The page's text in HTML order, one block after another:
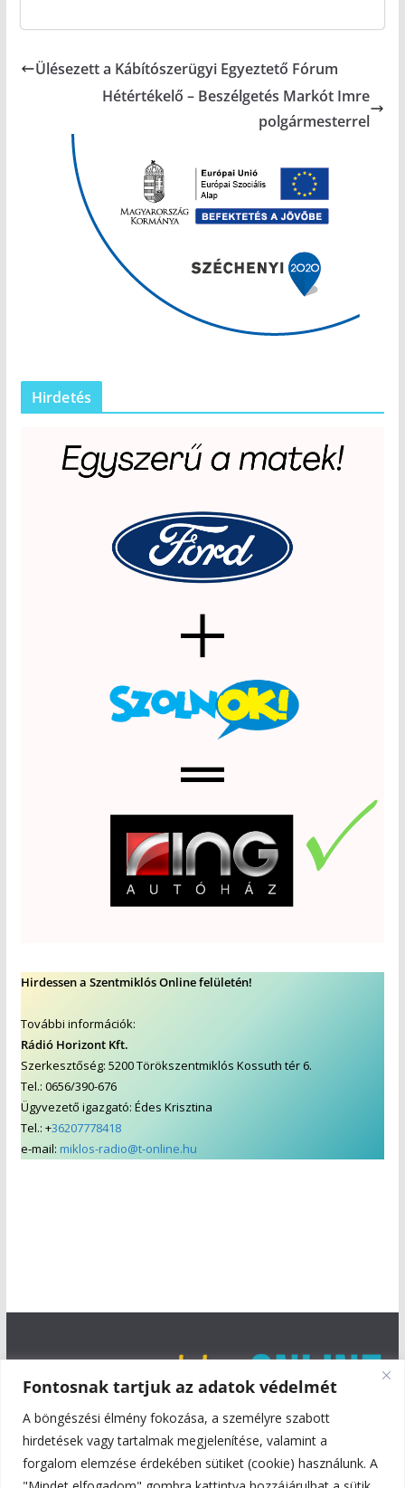
Fontosnak tartjuk az adatok védelmét
A böngészési élmény fokozása, a személyre szabott
hirdetések vagy tartalmak megjelenítése, valamint a
forgalom elemzése érdekében sütiket (cookie) használunk. A
Ülésezett a Kábítószerügyi Egyeztető Fórum
Hétértékelő – Beszélgetés Markót Imre
polgármesterrel
Hirdetés
Hirdessen a Szentmiklós Online felületén!
További információk:
Rádió Horizont Kft.
Szerkesztőség: 5200 Törökszentmiklós Kossuth tér 6.
Tel.: 0656/390-676
Ügyvezető igazgató: Édes Krisztina
Tel.: +36207778418
e-mail: miklos-radio@t-online.hu